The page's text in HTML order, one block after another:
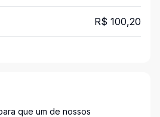
R$ 100,20
que um de nossos